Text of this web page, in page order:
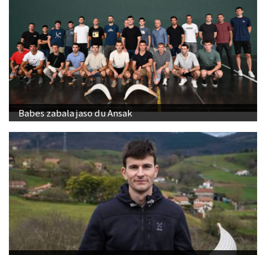
Babes zabala jaso du Ansak
"Banakako Txapelketan jokatzeko nire eskubidea
aldarrikatzen dut"